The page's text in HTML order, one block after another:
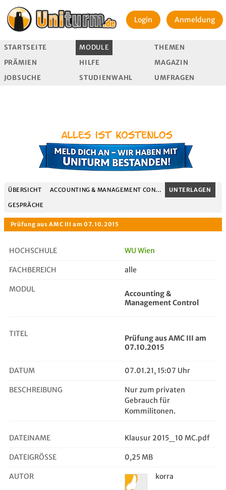
Login Anmeldung
STARTSEITE MODULE
THEMEN
PRÄMIEN
HILFE
MAGAZIN
JOBSUCHE
STUDIENWAHL UMFRAGEN
ÜBERSICHT ACCOUNTING & MANAGEMENT CON... UNTERLAGEN
GESPRÄCHE
HOCHSCHULE WU Wien
FACHBEREICH alle
MODUL
Accounting &
Management Control
TITEL
Prüfung aus AMC III am
07.10.2015
DATUM 07.01.21, 15:07 Uhr
BESCHREIBUNG
Nur zum privaten
Gebrauch für
Kommilitonen.
DATEINAME Klausur 2015_10 MC.pdf
DATEIGRÖSSE 0,25 MB
AUTOR korra